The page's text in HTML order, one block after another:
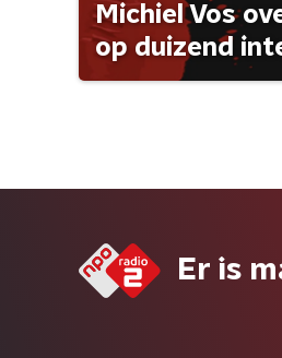
Michiel Vos
op duizend
Er is